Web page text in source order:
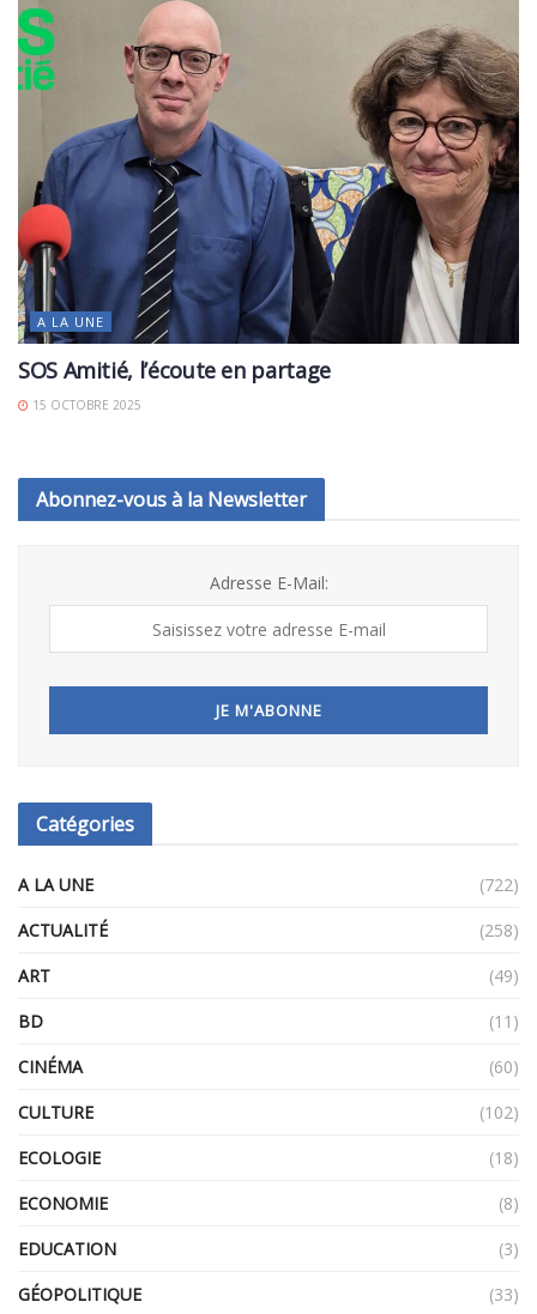
A LA UNE
SOS Amitié, l’écoute en partage
15 OCTOBRE 2025
Abonnez-vous à la Newsletter
Adresse E-Mail:
Catégories
A LA UNE
(722)
ACTUALITÉ
(258)
ART
(49)
BD
(11)
CINÉMA
(60)
CULTURE
(102)
ECOLOGIE
(18)
ECONOMIE
(8)
EDUCATION
(3)
GÉOPOLITIQUE
(33)